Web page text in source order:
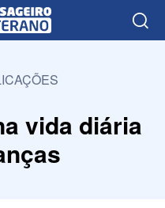
vida diária